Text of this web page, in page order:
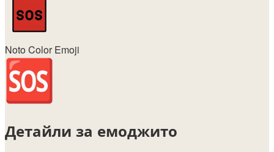
Noto Color Emoji
Детайли за емоджито